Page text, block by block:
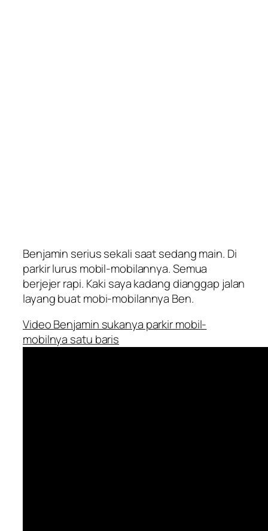
Benjamin serius sekali saat sedang main. Di
parkir lurus mobil-mobilannya. Semua
berjejer rapi. Kaki saya kadang dianggap jalan
layang buat mobi-mobilannya Ben.
Video Benjamin sukanya parkir mobil-
mobilnya satu baris